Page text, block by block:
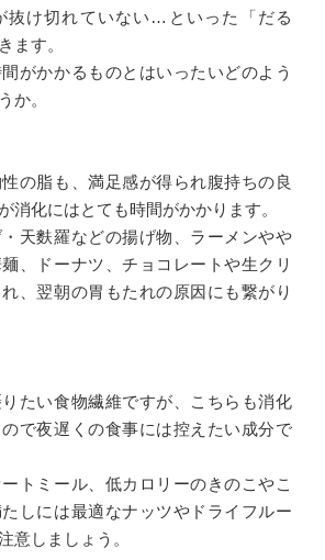
抜け切れていない…といった「だる
ます。
がかかるものとはいったいどのよう
か。
の脂も、満足感が得られ腹持ちの良
消化にはとても時間がかかります。
天麩羅などの揚げ物、ラーメンやや
、ドーナツ、チョコレートや生クリ
、翌朝の胃もたれの原因にも繋がり
たい食物繊維ですが、こちらも消化
で夜遅くの食事には控えたい成分で
トミール、低カロリーのきのこやこ
しには最適なナッツやドライフルー
意しましょう。